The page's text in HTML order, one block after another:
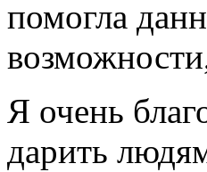
помогла
Я очень
дарить